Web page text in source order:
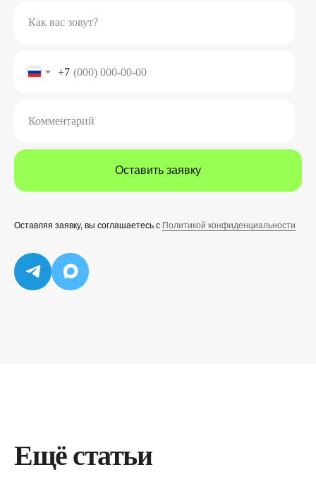
Как вас зовут?
+7
Комментарий
Оставить заявку
Оставляя заявку, вы соглашаетесь с Политикой конфиденциальности
Ещё статьи